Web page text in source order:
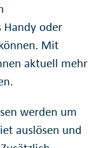
oder
Mit
aktuell mehr
werden um
auslösen und